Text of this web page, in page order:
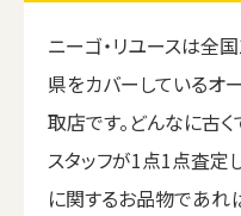
ニーゴ・リユースは全
県をカバーしているオ
取店です。どんなに古
スタッフが1点1点査定
に関するお品物であれ